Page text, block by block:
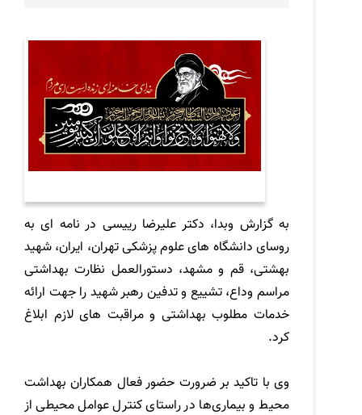
به گزارش وبدا، دکتر علیرضا رییسی در نامه ای به
روسای دانشگاه های علوم پزشکی تهران، ایران، شهید
بهشتی، قم و مشهد، دستورالعمل نظارت بهداشتی
مراسم وداع، تشییع و تدفین رهبر شهید را جهت ارائه
خدمات مطلوب بهداشتی و مراقبت های لازم ابلاغ
کرد.
وی با تاکید بر ضرورت حضور فعال همکاران بهداشت
محیط و بیماری‌ها در راستای کنترل عوامل محیطی از